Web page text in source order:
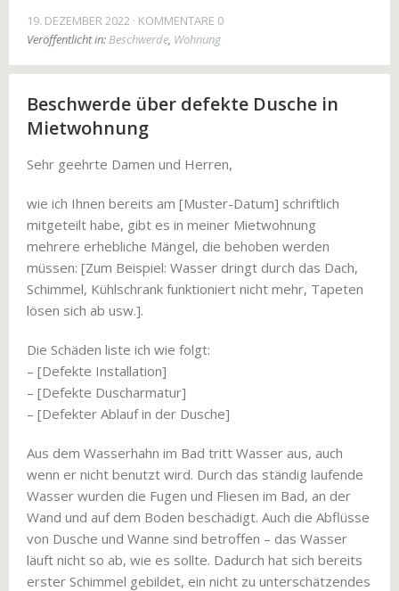
19. DEZEMBER 2022 KOMMENTARE 0
Veröffentlicht in:Beschwerde, Wohnung
Beschwerde über defekte Dusche in
Mietwohnung
Sehr geehrte Damen und Herren,
wie ich Ihnen bereits am [Muster-Datum] schriftlich
mitgeteilt habe, gibt es in meiner Mietwohnung
mehrere erhebliche Mängel, die behoben werden
müssen: [Zum Beispiel: Wasser dringt durch das Dach,
Schimmel, Kühlschrank funktioniert nicht mehr, Tapeten
lösen sich ab usw.].
Die Schäden liste ich wie folgt:
– [Defekte Installation]
– [Defekte Duscharmatur]
– [Defekter Ablauf in der Dusche]
Aus dem Wasserhahn im Bad tritt Wasser aus, auch
wenn er nicht benutzt wird. Durch das ständig laufende
Wasser wurden die Fugen und Fliesen im Bad, an der
Wand und auf dem Boden beschädigt. Auch die Abflüsse
von Dusche und Wanne sind betroffen – das Wasser
läuft nicht so ab, wie es sollte. Dadurch hat sich bereits
erster Schimmel gebildet, ein nicht zu unterschätzendes